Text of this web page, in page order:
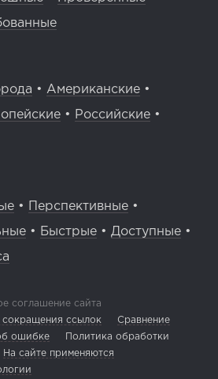
• Американские •
• Российские •
• Перспективные •
• Быстрые • Доступные •
соглашение сайта
сокращения ссылок
Сравнение
ошибке
Политика обработки
На сайте применяются